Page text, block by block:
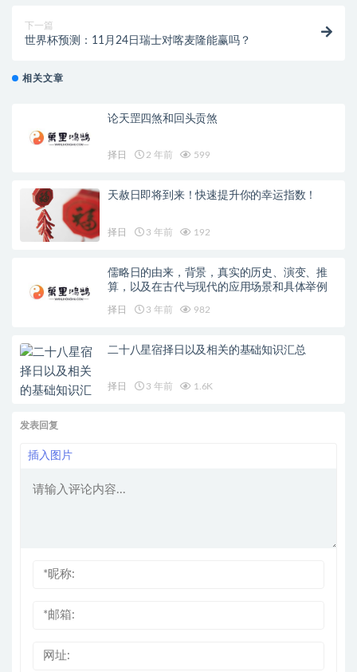
下一篇
世界杯预测：11月24日瑞士对喀麦隆能赢吗？
相关文章
论天罡四煞和回头贡煞
择日 2 年前 599
天赦日即将到来！快速提升你的幸运指数！
择日 3 年前 192
儒略日的由来，背景，真实的历史、演变、推
算，以及在古代与现代的应用场景和具体举例
择日 3 年前 982
二十八星宿择日以及相关的基础知识汇总
择日 3 年前 1.6K
发表回复
插入图片